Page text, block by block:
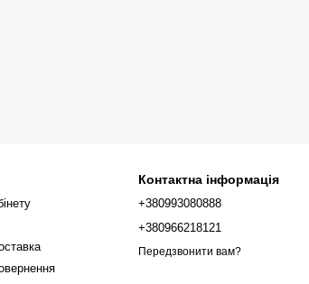
Контактна інформація
+380993080888
+380966218121
Передзвонити вам?